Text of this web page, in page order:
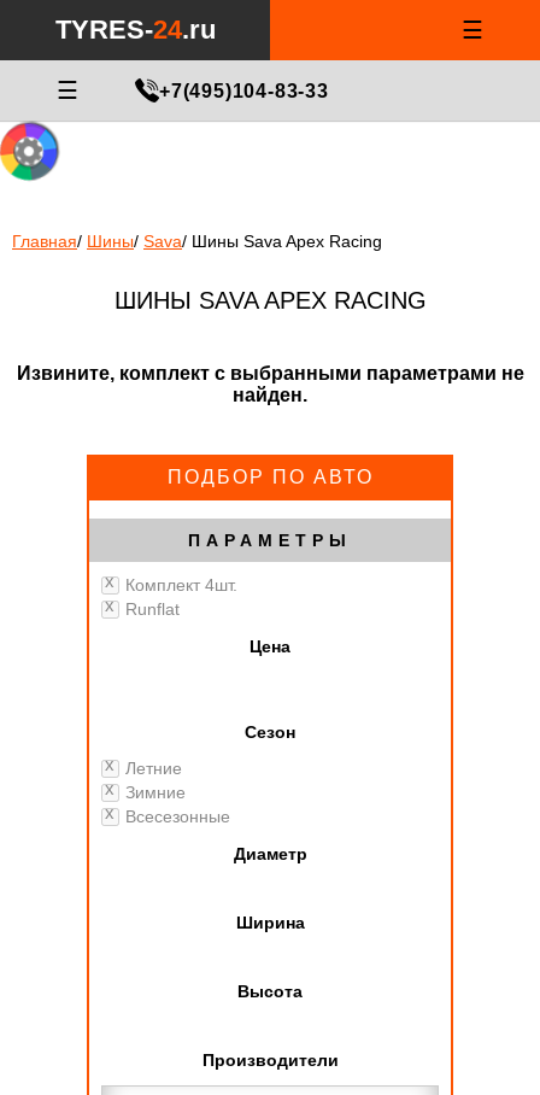
24.ru/html/catalog/controller/product/shinydiski.php
on line
TYRES-24.ru ☰
☰ +7(495)104-83-33
Главная/ Шины/ Sava/ Шины Sava Apex Racing
ШИНЫ SAVA APEX RACING
Извините, комплект с выбранными параметрами не
найден.
ПОДБОР ПО АВТО
ПАРАМЕТРЫ
Комплект 4шт.
Runflat
Цена
Сезон
Летние
Зимние
Всесезонные
Диаметр
Ширина
Высота
Производители